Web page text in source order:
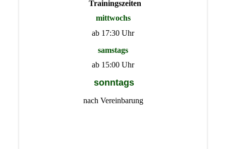
Trainingszeiten
mittwochs
ab 17:30 Uhr
samstags
ab 15:00 Uhr
sonntags
nach Vereinbarung